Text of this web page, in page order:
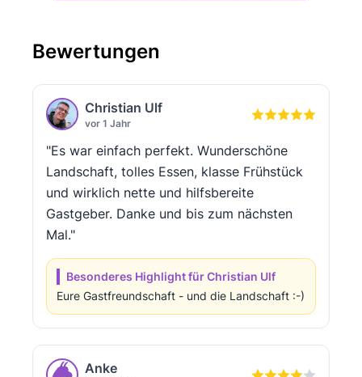
Bewertungen
Christian Ulf
vor 1 Jahr
"Es war einfach perfekt. Wunderschöne
Landschaft, tolles Essen, klasse Frühstück
und wirklich nette und hilfsbereite
Gastgeber. Danke und bis zum nächsten
Mal."
Besonderes Highlight für Christian Ulf
Eure Gastfreundschaft - und die Landschaft :-)
Anke